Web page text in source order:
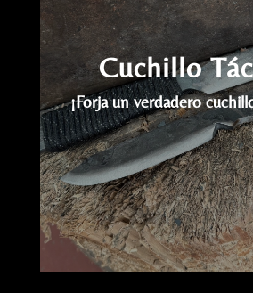
Cuchillo
¡Forja un verdadero